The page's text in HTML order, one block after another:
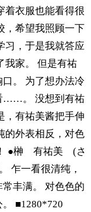
着衣服也能看得很
，希望我照顾一下
习，于是我就答应
我家。 但是有祐
。 为了想办法冷
……。 没想到有祐
，有祐美酱把手伸
的外表相反，对色
！ ●榊 有祐美 (さ
乍一看很清纯，
丰满。 对色色的
。 ■1280*720